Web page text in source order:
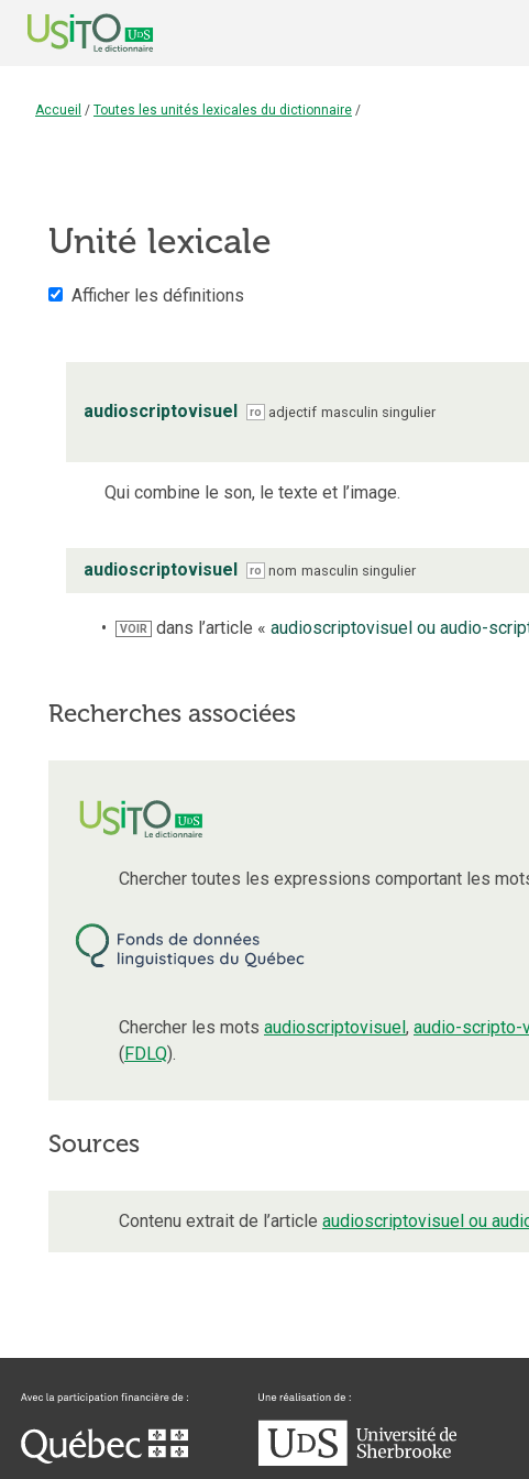
Accueil / Toutes les unités lexicales du dictionnaire /
Unité lexicale
Afficher les définitions
audioscriptovisuel ro adjectif masculin singulier
Qui combine le son, le texte et l’image.
audioscriptovisuel ro nom masculin singulier
VOIR dans l’article «audioscriptovisuel ou audio-
Recherches associées
Chercher toutes les expressions comportant les
Chercher les mots audioscriptovisuel, audio-scripto-
(FDLQ).
Sources
Contenu extrait de l’article audioscriptovisuel ou